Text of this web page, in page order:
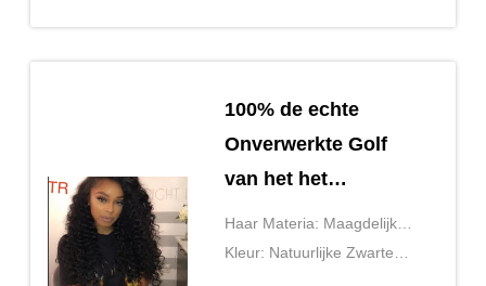
100% de echte
Onverwerkte Golf
van het het
Weefsellichaam van
het Menselijk Haar
Haar Materia: Maagdelijk
Peruviaans Haar met
Kleur: Natuurlijke Zwarte